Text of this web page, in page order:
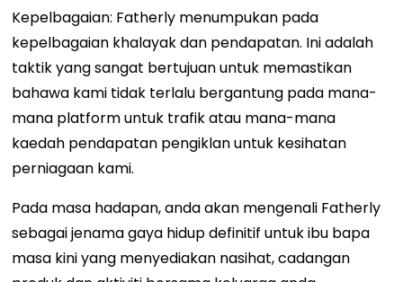
Kepelbagaian: Fatherly menumpukan pada
kepelbagaian khalayak dan pendapatan. Ini adalah
taktik yang sangat bertujuan untuk memastikan
bahawa kami tidak terlalu bergantung pada mana-
mana platform untuk trafik atau mana-mana
kaedah pendapatan pengiklan untuk kesihatan
perniagaan kami.
Pada masa hadapan, anda akan mengenali Fatherly
sebagai jenama gaya hidup definitif untuk ibu bapa
masa kini yang menyediakan nasihat, cadangan